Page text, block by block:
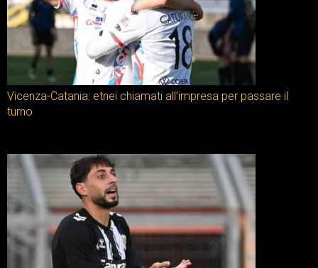
Vicenza-Catania: etnei chiamati all’impresa per passare il
turno